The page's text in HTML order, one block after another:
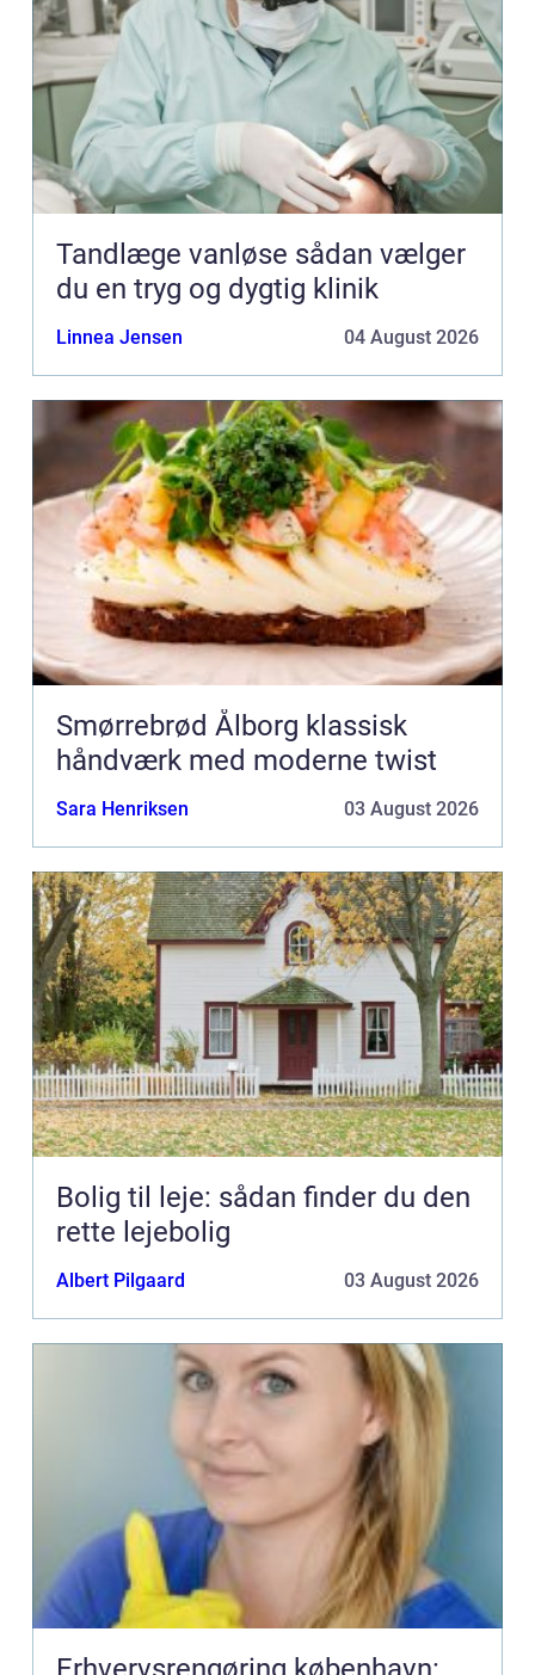
Tandlæge vanløse sådan vælger
du en tryg og dygtig klinik
Linnea Jensen 04 August 2026
Smørrebrød Ålborg klassisk
håndværk med moderne twist
Sara Henriksen 03 August 2026
Bolig til leje: sådan finder du den
rette lejebolig
Albert Pilgaard 03 August 2026